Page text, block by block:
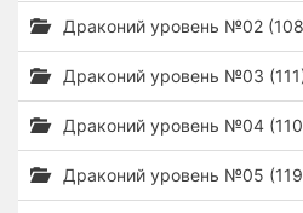
Драконий уровень №02
Драконий уровень №03
Драконий уровень №04
Драконий уровень №05